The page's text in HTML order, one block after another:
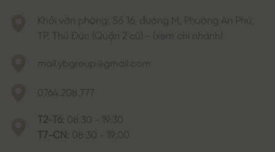
Khối văn phòng: Số 16, đường M, Phường An Phú,
TP. Thủ Đức (Quận 2 cũ) - (xem chi nhánh)
mail.ybgroup@gmail.com
0764.208.777
T2-T6: 08:30 - 19:30
T7-CN: 08:30 - 19:00